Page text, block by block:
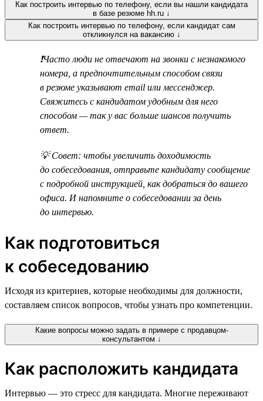
Как построить интервью по телефону, если вы нашли кандидата
в базе резюме hh.ru ↓
Как построить интервью по телефону, если кандидат сам
откликнулся на вакансию ↓
❗Часто люди не отвечают на звонки с незнакомого
номера, а предпочтительным способом связи
в резюме указывают email или мессенджер.
Свяжитесь с кандидатом удобным для него
способом — так у вас больше шансов получить
ответ.
💡 Совет: чтобы увеличить доходимость
до собеседования, отправьте кандидату сообщение
с подробной инструкцией, как добраться до вашего
офиса. И напомните о собеседовании за день
до интервью.
Как подготовиться
к собеседованию
Исходя из критериев, которые необходимы для должности,
составляем список вопросов, чтобы узнать про компетенции.
Какие вопросы можно задать в примере с продавцом-
консультантом ↓
Как расположить кандидата
Интервью — это стресс для кандидата. Многие переживают